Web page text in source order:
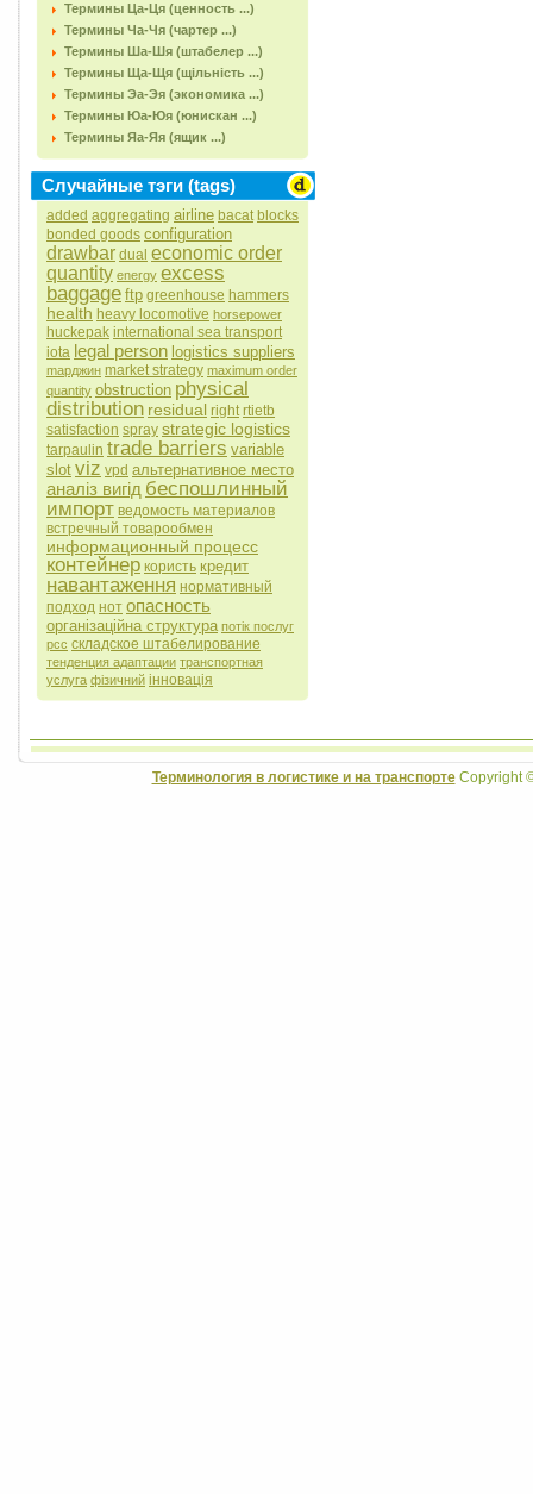
Термины Ца-Ця (ценность ...)
Термины Ча-Чя (чартер ...)
Термины Ша-Шя (штабелер ...)
Термины Ща-Щя (щільність ...)
Термины Эа-Эя (экономика ...)
Термины Юа-Юя (юнискан ...)
Термины Яа-Яя (ящик ...)
Случайные тэги (tags)
added aggregating airline bacat blocks
bonded goods configuration
drawbar dual economic order
quantity energy excess
baggage ftp greenhouse hammers
health heavy locomotive horsepower
huckepak international sea transport
iota legal person logistics suppliers
mapджин market strategy maximum order
quantity obstruction physical
distribution residual right rtietb
satisfaction spray strategic logistics
tarpaulin trade barriers variable
slot viz vpd альтернативное место
аналіз вигід беспошлинный
импорт ведомость материалов
встречный товарообмен
информационный процесс
контейнер користь кредит
навантаження нормативный
подход нот опасность
організаційна структура потік послуг
рсс складское штабелирование
тенденция адаптации транспортная
услуга фізичний інновація
Терминология в логистике и на транспортеCopyright